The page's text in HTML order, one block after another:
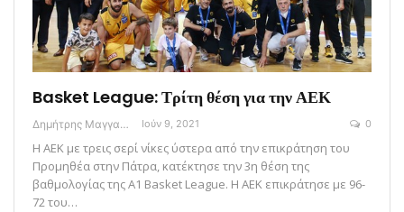
Basket League: Τρίτη θέση για την ΑΕΚ
Δημήτρης Μαγγανάρης Ιούν 9, 2021 0
Η ΑΕΚ με τρεις σερί νίκες ύστερα από την επικράτηση του
Προμηθέα στην Πάτρα, κατέκτησε την 3η θέση της
βαθμολογίας της A1 Basket League. Η AEK επικράτησε με 96-
72 του…